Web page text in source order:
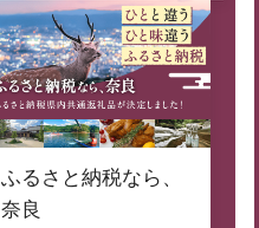
ふるさと納税なら、
奈良